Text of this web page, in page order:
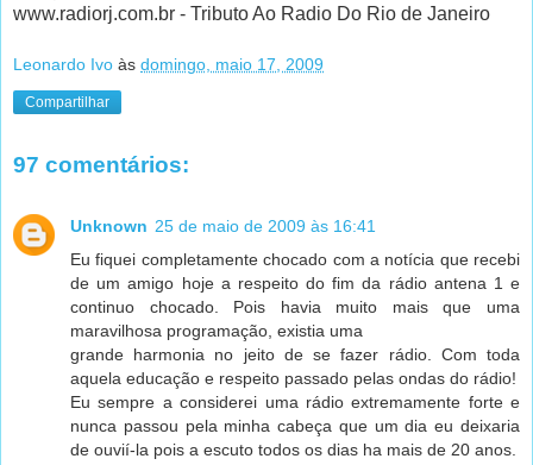
www.radiorj.com.br - Tributo Ao Radio Do Rio de Janeiro
Leonardo Ivo às domingo, maio 17, 2009
Compartilhar
97 comentários:
Unknown 25 de maio de 2009 às 16:41
Eu fiquei completamente chocado com a notícia que recebi
de um amigo hoje a respeito do fim da rádio antena 1 e
continuo chocado. Pois havia muito mais que uma
maravilhosa programação, existia uma
grande harmonia no jeito de se fazer rádio. Com toda
aquela educação e respeito passado pelas ondas do rádio!
Eu sempre a considerei uma rádio extremamente forte e
nunca passou pela minha cabeça que um dia eu deixaria
de ouvií-la pois a escuto todos os dias ha mais de 20 anos.